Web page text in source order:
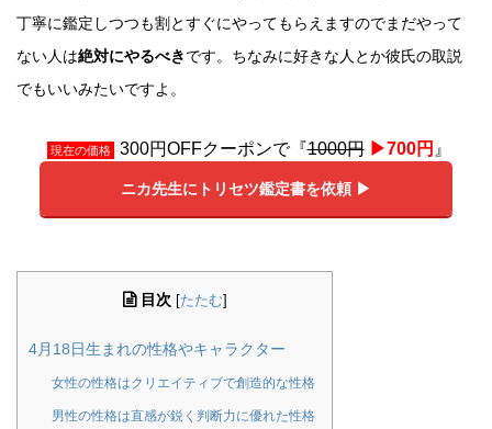
丁寧に鑑定しつつも割とすぐにやってもらえますのでまだやって
ない人は絶対にやるべきです。ちなみに好きな人とか彼氏の取説
でもいいみたいですよ。
現在の価格 300円OFFクーポンで『1000円 ▶︎700円 』
ニカ先生にトリセツ鑑定書を依頼 ▶︎
目次 たたむ
4月18日生まれの性格やキャラクター
女性の性格はクリエイティブで創造的な性格
男性の性格は直感が鋭く判断力に優れた性格